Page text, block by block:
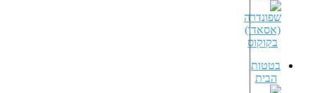
בטטות
הבית